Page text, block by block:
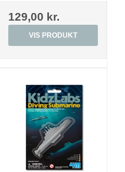
129,00 kr.
VIS PRODUKT